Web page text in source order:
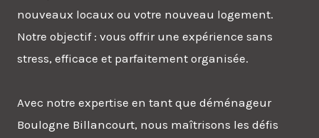
nouveaux locaux ou votre nouveau logement.
Notre objectif : vous offrir une expérience sans
stress, efficace et parfaitement organisée.
Avec notre expertise en tant que déménageur
Boulogne Billancourt, nous maîtrisons les défis